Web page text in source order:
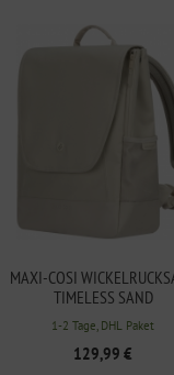
MAXI-COSI
TIMELESS SAND
1-2 Tage, DHL Paket
129,99 €